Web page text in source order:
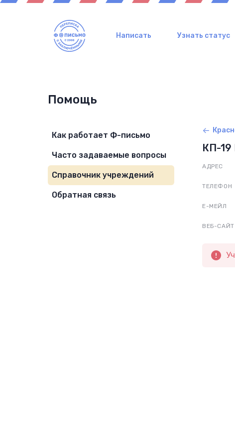
Написать Узнать статус
Помощь
Как работает Ф-письмо
Часто задаваемые вопросы
Справочник учреждений
Обратная связь
КП-19
АДРЕС
ТЕЛЕФОН
Е-МЕЙЛ
ВЕБ-САЙТ